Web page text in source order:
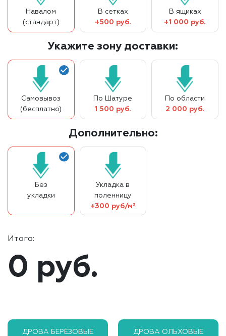
Навалом
(стандарт)
В сетках
+500 руб.
В ящиках
+1 000 руб.
Укажите зону доставки:
Самовывоз
(бесплатно)
По Шатуре
1 500 руб.
По области
2 000 руб.
Дополнительно:
Без
укладки
Укладка в
поленницу
+300 руб/м³
Итого:
0 руб.
ДРОВА БЕРЁЗОВЫЕ ДРОВА ОЛЬХОВЫЕ